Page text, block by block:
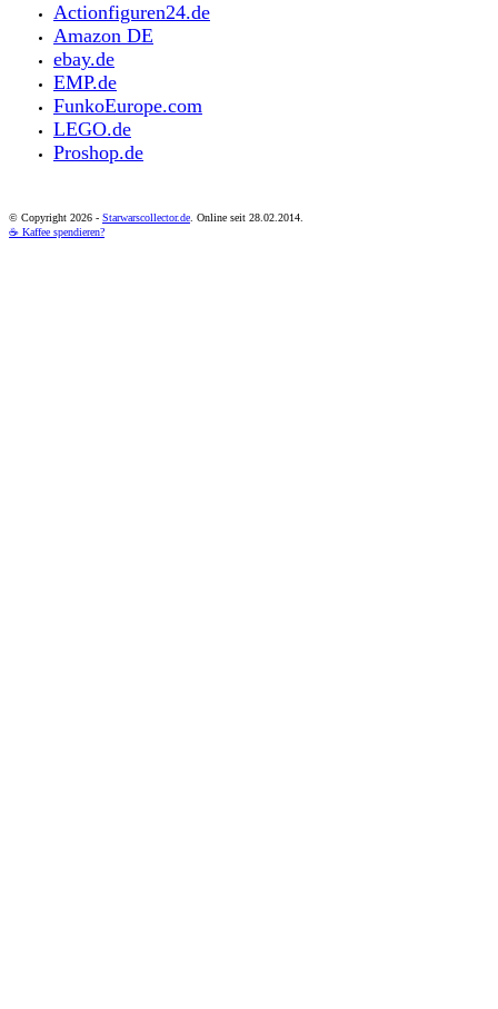
Actionfiguren24.de
Amazon DE
ebay.de
EMP.de
FunkoEurope.com
LEGO.de
Proshop.de
© Copyright 2026 - Starwarscollector.de . Online seit 28.02.2014.
☕ Kaffee spendieren?